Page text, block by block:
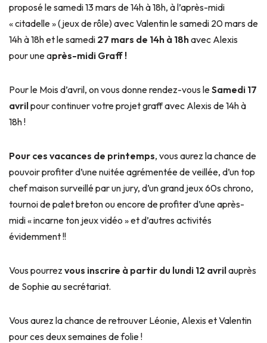
proposé le samedi 13 mars de 14h à 18h, à l’après-midi
« citadelle » (jeux de rôle) avec Valentin le samedi 20 mars de
14h à 18h et le samedi 27 mars de 14h à 18havec Alexis
pour une après-midi Graff !
Pour le Mois d’avril, on vous donne rendez-vous leSamedi 17
avrilpour continuer votre projet graff avec Alexis de 14h à
18h !
Pour ces vacances de printemps, vous aurez la chance de
pouvoir profiter d’une nuitée agrémentée de veillée, d’un top
chef maison surveillé par un jury, d’un grand jeux 60s chrono,
tournoi de palet breton ou encore de profiter d’une après-
midi « incarne ton jeux vidéo » et d’autres activités
évidemment !!
Vous pourrez vous inscrire à partir du lundi 12 avrilauprès
de Sophie au secrétariat.
Vous aurez la chance de retrouver Léonie, Alexis et Valentin
pour ces deux semaines de folie !